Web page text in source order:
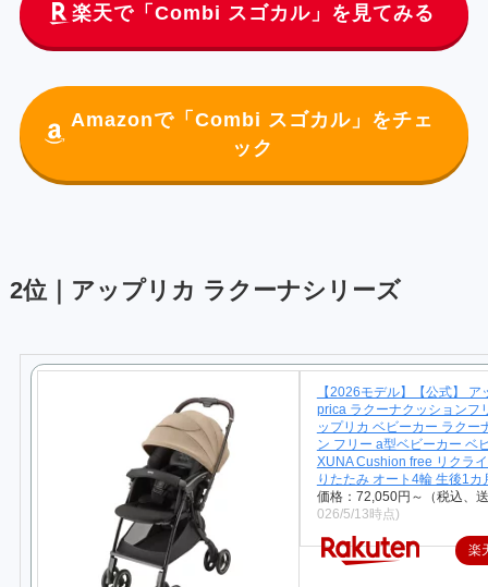
楽天で「Combi スゴカル」を見てみる
Amazonで「Combi スゴカル」をチェ
ック
2位｜アップリカ ラクーナシリーズ
【2026モデル】【公式】 ア
prica ラクーナクッションフ
ップリカ ベビーカー ラクー
ン フリー a型ベビーカー ベ
XUNA Cushion free リクラ
りたたみ オート4輪 生後1カ
価格：72,050円～（税込、
026/5/13時点)
楽